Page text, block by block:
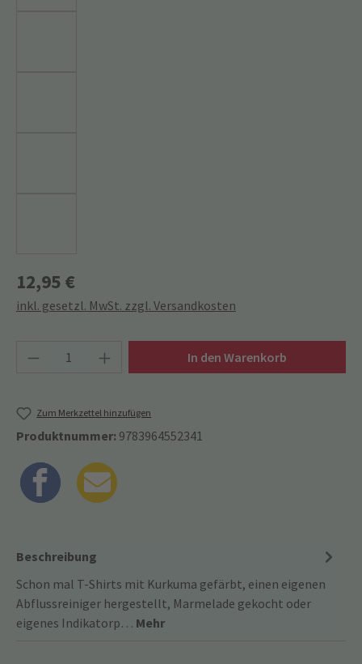
12,95 €
inkl. gesetzl. MwSt. zzgl. Versandkosten
Produkt Anzahl: Gib den gewünschten Wert
In den Warenkorb
Zum Merkzettel hinzufügen
Produktnummer: 9783964552341
Beschreibung
Schon mal T-Shirts mit Kurkuma gefärbt, einen eigenen
Abflussreiniger hergestellt, Marmelade gekocht oder
eigenes Indikatorp… Mehr